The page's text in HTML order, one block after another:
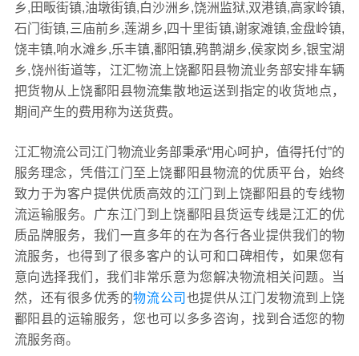
乡,田畈街镇,油墩街镇,白沙洲乡,饶洲监狱,双港镇,高家岭镇,
石门街镇,三庙前乡,莲湖乡,四十里街镇,谢家滩镇,金盘岭镇,
饶丰镇,响水滩乡,乐丰镇,鄱阳镇,鸦鹊湖乡,侯家岗乡,银宝湖
乡,饶州街道等，江汇物流上饶鄱阳县物流业务部安排车辆
把货物从上饶鄱阳县物流集散地运送到指定的收货地点，
期间产生的费用称为送货费。
江汇物流公司江门物流业务部秉承“用心呵护，值得托付”的
服务理念，凭借江门至上饶鄱阳县物流的优质平台，始终
致力于为客户提供优质高效的江门到上饶鄱阳县的专线物
流运输服务。广东江门到上饶鄱阳县货运专线是江汇的优
质品牌服务，我们一直多年的在为各行各业提供我们的物
流服务，也得到了很多客户的认可和口碑相传，如果您有
意向选择我们，我们非常乐意为您解决物流相关问题。当
然，还有很多优秀的物流公司 也提供从江门发物流到上饶
鄱阳县的运输服务，您也可以多多咨询，找到合适您的物
流服务商。